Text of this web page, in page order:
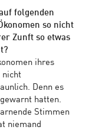
folgenden
so nicht
Zunft so etwas
ihres
nicht
Denn es
hatten.
Stimmen
niemand